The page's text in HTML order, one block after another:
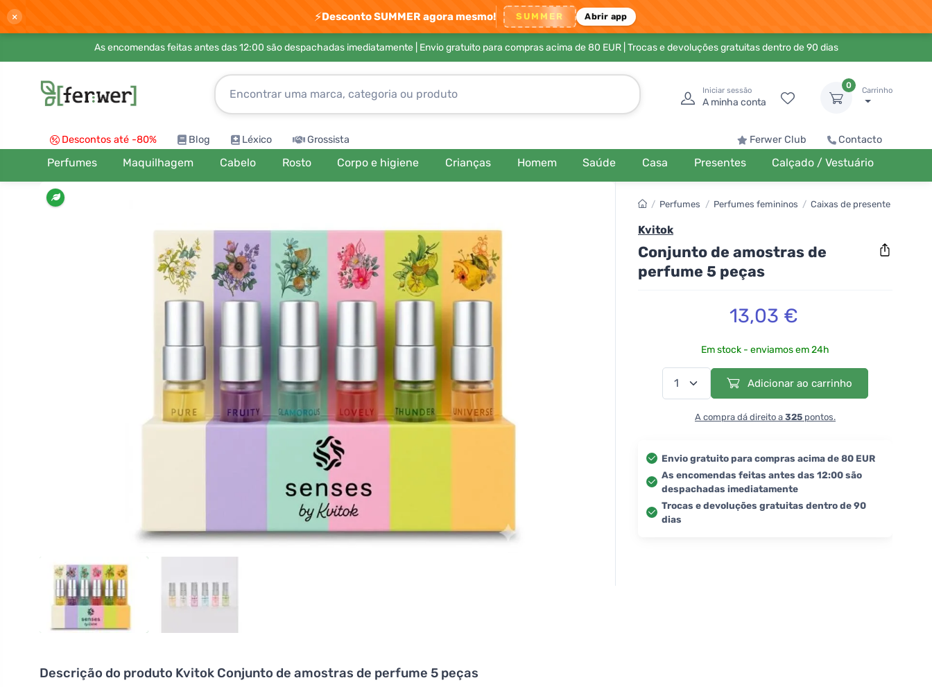
× ⚡Desconto SUMMER agora mesmo! SUMMER Abrir app
As encomendas feitas antes das 12:00 são despachadas imediatamente | Envio gratuito para compras acima de 80 EUR| Trocas e devoluções gratuitas dentro de 90 dias
Iniciar sessão
A minha conta
0
Carrinho
Descontos até -80% Blog Léxico Grossista Ferwer Club Contacto
Perfumes Maquilhagem Cabelo Rosto Corpo e higiene Crianças Homem Saúde Casa Presentes Calçado / Vestuário
Descrição do produto Kvitok Conjunto de amostras de perfume 5 peças
/ Perfumes / Perfumes femininos / Caixas de presente
Kvitok
Conjunto de amostras de
perfume 5 peças
13,03 €
Em stock - enviamos em 24h
Adicionar ao carrinho
A compra dá direito a 325 pontos.
Envio gratuito para compras acima de 80 EUR
As encomendas feitas antes das 12:00 são
despachadas imediatamente
Trocas e devoluções gratuitas dentro de 90
dias